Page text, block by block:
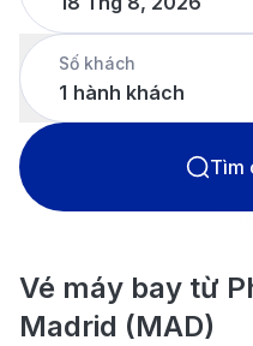
Số khách
1 hành khách
Tìm
Vé máy bay từ
Madrid (MAD)